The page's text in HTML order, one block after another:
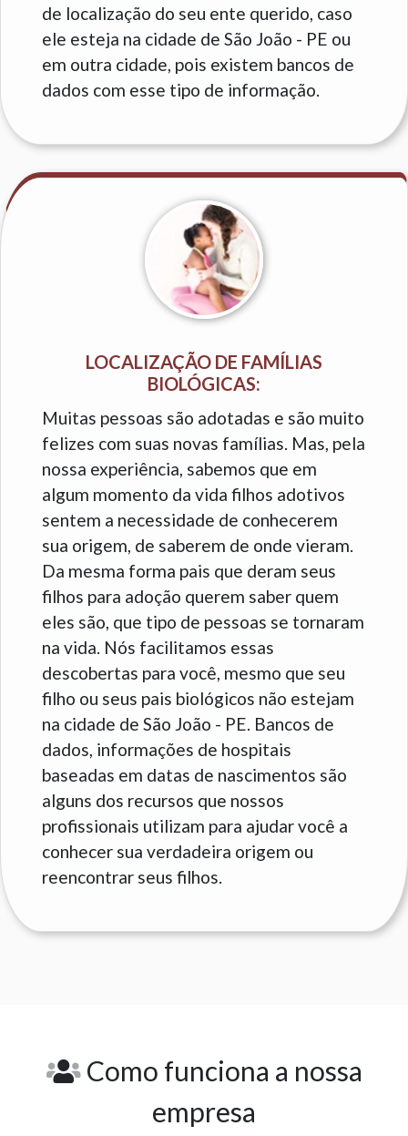
de localização do seu ente querido, caso
ele esteja na cidade de São João - PE ou
em outra cidade, pois existem bancos de
dados com esse tipo de informação.
LOCALIZAÇÃO DE FAMÍLIAS
BIOLÓGICAS:
Muitas pessoas são adotadas e são muito
felizes com suas novas famílias. Mas, pela
nossa experiência, sabemos que em
algum momento da vida filhos adotivos
sentem a necessidade de conhecerem
sua origem, de saberem de onde vieram.
Da mesma forma pais que deram seus
filhos para adoção querem saber quem
eles são, que tipo de pessoas se tornaram
na vida. Nós facilitamos essas
descobertas para você, mesmo que seu
filho ou seus pais biológicos não estejam
na cidade de São João - PE. Bancos de
dados, informações de hospitais
baseadas em datas de nascimentos são
alguns dos recursos que nossos
profissionais utilizam para ajudar você a
conhecer sua verdadeira origem ou
reencontrar seus filhos.
Como funciona a nossa
empresa